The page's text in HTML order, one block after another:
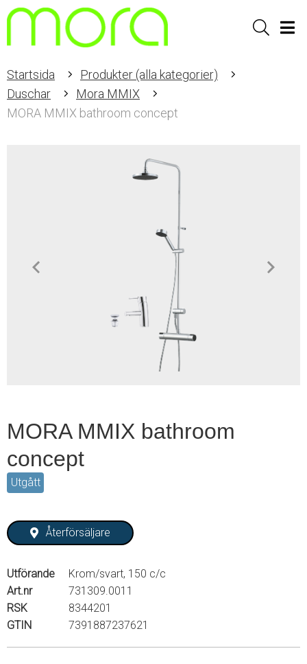
Sök
Startsida
Produkter (alla kategorier)
Duschar
Mora MMIX
MORA MMIX bathroom concept
MORA MMIX bathroom
concept
Utgått
Återförsäljare
Utförande
Krom/svart, 150 c/c
Art.nr
731309.0011
RSK
8344201
GTIN
7391887237621